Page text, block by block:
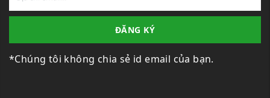
ĐĂNG KÝ
*Chúng tôi không chia sẻ id email của bạn.